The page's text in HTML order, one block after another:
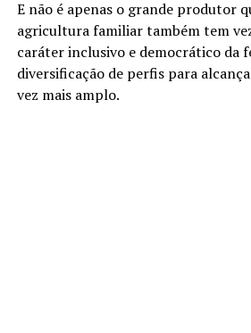
E não é apenas o grande produtor
agricultura familiar também tem
caráter inclusivo e democrático da
diversificação de perfis para
vez mais amplo.